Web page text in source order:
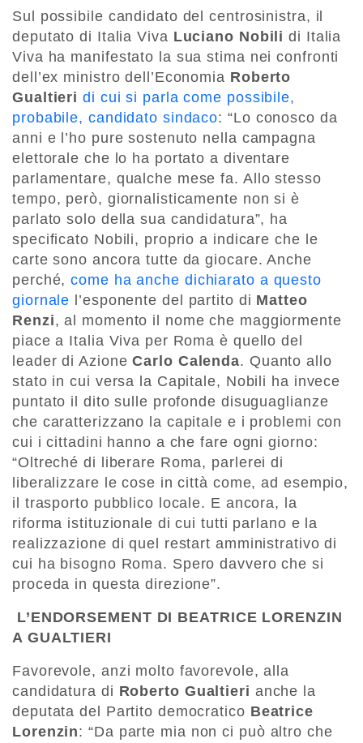
Sul possibile candidato del centrosinistra, il
deputato di Italia Viva Luciano Nobili di Italia
Viva ha manifestato la sua stima nei confronti
dell’ex ministro dell’Economia Roberto
Gualtieri di cui si parla come possibile,
probabile, candidato sindaco: “Lo conosco da
anni e l’ho pure sostenuto nella campagna
elettorale che lo ha portato a diventare
parlamentare, qualche mese fa. Allo stesso
tempo, però, giornalisticamente non si è
parlato solo della sua candidatura”, ha
specificato Nobili, proprio a indicare che le
carte sono ancora tutte da giocare. Anche
perché,come ha anche dichiarato a questo
giornale l’esponente del partito di Matteo
Renzi, al momento il nome che maggiormente
piace a Italia Viva per Roma è quello del
leader di AzioneCarlo Calenda. Quanto allo
stato in cui versa la Capitale, Nobili ha invece
puntato il dito sulle profonde disuguaglianze
che caratterizzano la capitale e i problemi con
cui i cittadini hanno a che fare ogni giorno:
“Oltreché di liberare Roma, parlerei di
liberalizzare le cose in città come, ad esempio,
il trasporto pubblico locale. E ancora, la
riforma istituzionale di cui tutti parlano e la
realizzazione di quel restart amministrativo di
cui ha bisogno Roma. Spero davvero che si
proceda in questa direzione”.
L’ENDORSEMENT DI BEATRICE LORENZIN
A GUALTIERI
Favorevole, anzi molto favorevole, alla
candidatura di Roberto Gualtieri anche la
deputata del Partito democratico Beatrice
Lorenzin: “Da parte mia non ci può altro che